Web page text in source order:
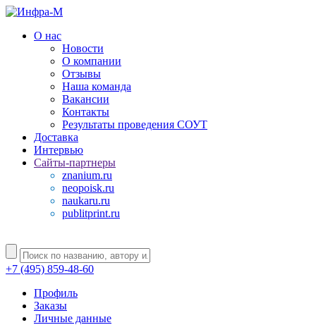
О нас
Новости
О компании
Отзывы
Наша команда
Вакансии
Контакты
Результаты проведения СОУТ
Доставка
Интервью
Сайты-партнеры
znanium.ru
neopoisk.ru
naukaru.ru
publitprint.ru
+7 (495) 859-48-60
Профиль
Заказы
Личные данные